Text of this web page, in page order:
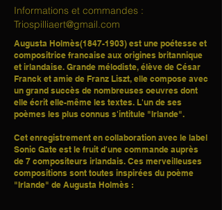
Informations et commandes :
Triospilliaert@gmail.com
Augusta Holmès(1847-1903) est une poétesse et
compositrice francaise aux origines britannique
et irlandaise. Grande mélodiste, élève de César
Franck et amie de Franz Liszt, elle compose avec
un grand succès de nombreuses oeuvres dont
elle écrit elle-même les textes. L'un de ses
poèmes les plus connus s'intitule "Irlande".
Cet enregistrement en collaboration avec le label
Sonic Gate est le fruit d'une commande auprès
de 7 compositeurs irlandais. Ces merveilleuses
compositions sont toutes inspirées du poème
"Irlande" de Augusta Holmès :